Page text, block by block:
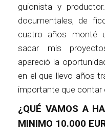
guionista y
documentales, de
cuatro años monté
sacar mis
apareció la
en el que llevo años
importante que contar
¿QUÉ VAMOS A
MINIMO 10.000